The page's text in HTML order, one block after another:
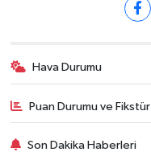
Hava Durumu
Puan Durumu ve Fikstür
Son Dakika Haberleri